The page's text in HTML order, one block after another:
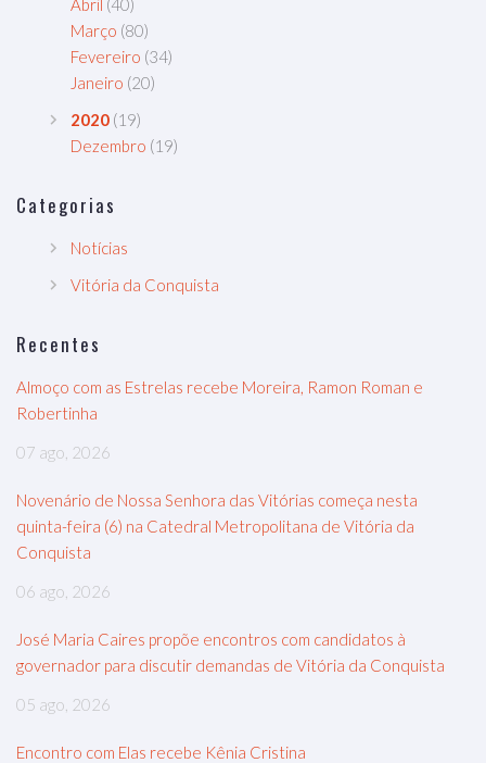
Março (80)
Fevereiro (34)
Janeiro (20)
2020 (19)
Dezembro (19)
Categorias
Notícias
Vitória da Conquista
Recentes
Almoço com as Estrelas recebe Moreira, Ramon Roman e
Robertinha
07 ago, 2026
Novenário de Nossa Senhora das Vitórias começa nesta
quinta-feira (6) na Catedral Metropolitana de Vitória da
Conquista
06 ago, 2026
José Maria Caires propõe encontros com candidatos à
governador para discutir demandas de Vitória da Conquista
05 ago, 2026
Encontro com Elas recebe Kênia Cristina